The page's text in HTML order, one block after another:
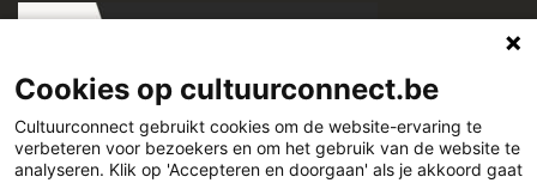
Cultuurconnect
Cookies op cultuurconnect.be
Cultuurconnect gebruikt cookies om de website-ervaring te
verbeteren voor bezoekers en om het gebruik van de website te
analyseren. Klik op 'Accepteren en doorgaan' als je akkoord gaat